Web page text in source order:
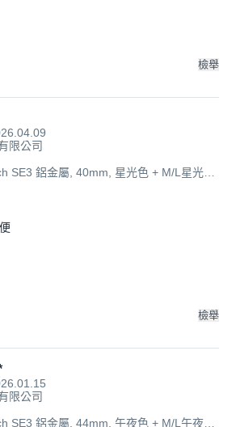
檢舉
限公司
SE3 鋁金屬, 40mm, 星光色 + M/L星光色
檢舉
限公司
SE3 鋁金屬, 44mm, 午夜色 + M/L午夜色